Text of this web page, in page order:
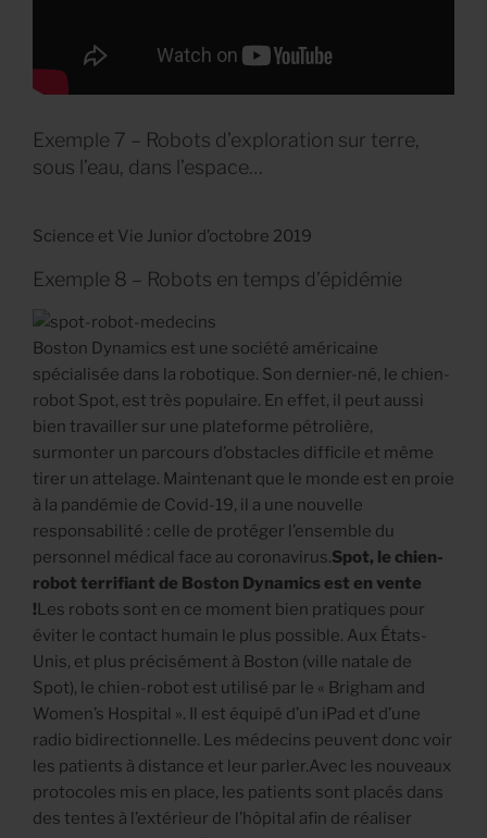
Exemple 7 – Robots d’exploration sur terre,
sous l’eau, dans l’espace…
Science et Vie Junior d’octobre 2019
Exemple 8 – Robots en temps d’épidémie
Boston Dynamics est une société américaine
spécialisée dans la robotique. Son dernier-né, le chien-
robot Spot, est très populaire. En effet, il peut aussi
bien travailler sur une plateforme pétrolière,
surmonter un parcours d’obstacles difficile et même
tirer un attelage. Maintenant que le monde est en proie
à la pandémie de Covid-19, il a une nouvelle
responsabilité : celle de protéger l’ensemble du
personnel médical face au coronavirus.Spot, le chien-
robot terrifiant de Boston Dynamics est en vente
!Les robots sont en ce moment bien pratiques pour
éviter le contact humain le plus possible. Aux États-
Unis, et plus précisément à Boston (ville natale de
Spot), le chien-robot est utilisé par le « Brigham and
Women’s Hospital ». Il est équipé d’un iPad et d’une
radio bidirectionnelle. Les médecins peuvent donc voir
les patients à distance et leur parler.Avec les nouveaux
protocoles mis en place, les patients sont placés dans
des tentes à l’extérieur de l’hôpital afin de réaliser